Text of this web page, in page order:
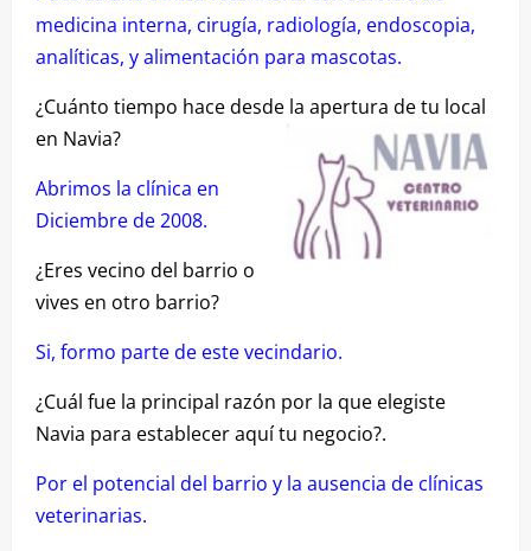
medicina interna, cirugía, radiología, endoscopia,
analíticas, y alimentación para mascotas.
¿Cuánto tiempo hace desde la apertura de tu local
en Navia?
Abrimos la clínica en
Diciembre de 2008.
¿Eres vecino del barrio o
vives en otro barrio?
Si, formo parte de este vecindario.
¿Cuál fue la principal razón por la que elegiste
Navia para establecer aquí tu negocio?.
Por el potencial del barrio y la ausencia de clínicas
veterinarias.